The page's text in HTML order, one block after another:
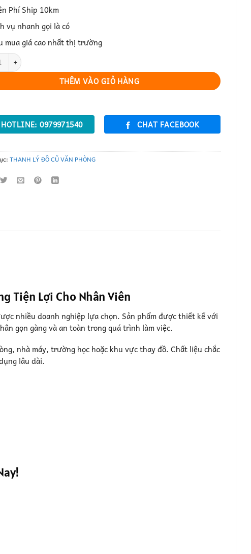
Phí Ship 10km
vụ nhanh gọi là có
mua giá cao nhất thị trường
Văn Phòng Tiện Lợi Cho Nhân Viên số lượng
THÊM VÀO GIỎ HÀNG
HOTLINE: 0979971540 CHAT FACEBOOK
THANH LÝ ĐỒ CŨ VĂN PHÒNG
Tiện Lợi Cho Nhân Viên
nhiều doanh nghiệp lựa chọn. Sản phẩm được thiết kế với
gọn gàng và an toàn trong quá trình làm việc.
nhà máy, trường học hoặc khu vực thay đồ. Chất liệu chắc
lâu dài.